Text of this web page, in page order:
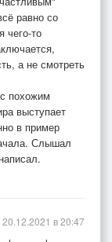
равно со
чего-то
а не смотреть
похожим
выступает
в пример
Слышал
20.12.2021 в 20:47